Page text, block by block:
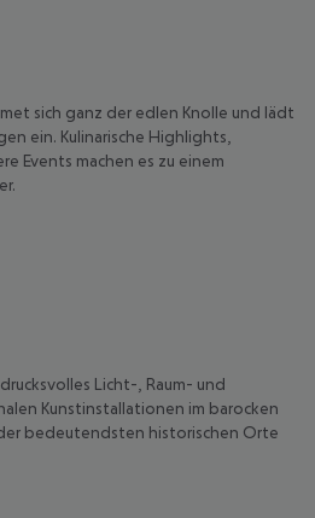
sich ganz der edlen Knolle und lädt
ein. Kulinarische Highlights,
Events machen es zu einem
Licht-, Raum- und
Kunstinstallationen im barocken
bedeutendsten historischen Orte